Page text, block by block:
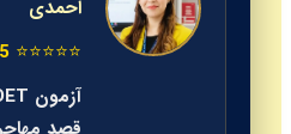
احمدی
⭐⭐⭐⭐⭐ 4.9/5